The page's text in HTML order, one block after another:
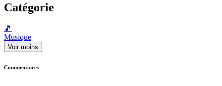
Catégorie
🎵
Musique
Voir moins
Commentaires